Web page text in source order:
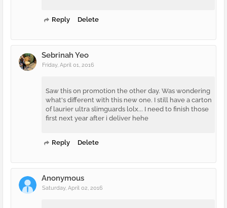
Reply Delete
Sebrinah Yeo
Friday, April 01, 2016
Saw this on promotion the other day. Was wondering
what's different with this new one. I still have a carton
of laurier ultra slimguards lolx... I need to finish those
first next year after i deliver hehe
Reply Delete
Anonymous
Saturday, April 02, 2016